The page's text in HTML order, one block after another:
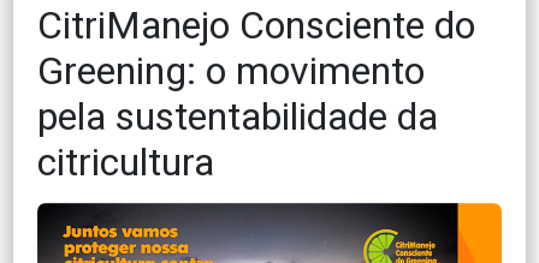
CitriManejo Consciente do
Greening: o movimento
pela sustentabilidade da
citricultura